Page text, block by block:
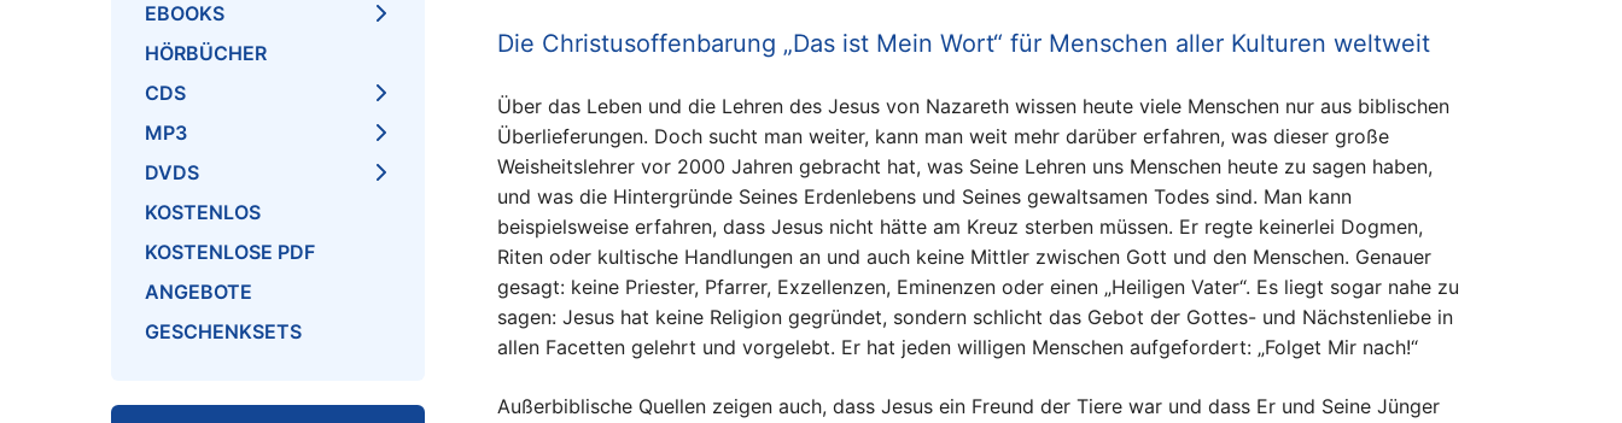
Die Christusoffenbarung „Das ist Mein Wort“ für Menschen aller Kulturen weltweit
Über das Leben und die Lehren des Jesus von Nazareth wissen heute viele Menschen nur aus biblischen
Überlieferungen. Doch sucht man weiter, kann man weit mehr darüber erfahren, was dieser große
Weisheitslehrer vor 2000 Jahren gebracht hat, was Seine Lehren uns Menschen heute zu sagen haben,
und was die Hintergründe Seines Erdenlebens und Seines gewaltsamen Todes sind. Man kann
beispielsweise erfahren, dass Jesus nicht hätte am Kreuz sterben müssen. Er regte keinerlei Dogmen,
Riten oder kultische Handlungen an und auch keine Mittler zwischen Gott und den Menschen. Genauer
gesagt: keine Priester, Pfarrer, Exzellenzen, Eminenzen oder einen „Heiligen Vater“. Es liegt sogar nahe zu
sagen: Jesus hat keine Religion gegründet, sondern schlicht das Gebot der Gottes- und Nächstenliebe in
allen Facetten gelehrt und vorgelebt. Er hat jeden willigen Menschen aufgefordert: „Folget Mir nach!“
Außerbiblische Quellen zeigen auch, dass Jesus ein Freund der Tiere war und dass Er und Seine Jünger
EBOOKS
HÖRBÜCHER
CDS
MP3
DVDS
KOSTENLOS
KOSTENLOSE PDF
ANGEBOTE
GESCHENKSETS